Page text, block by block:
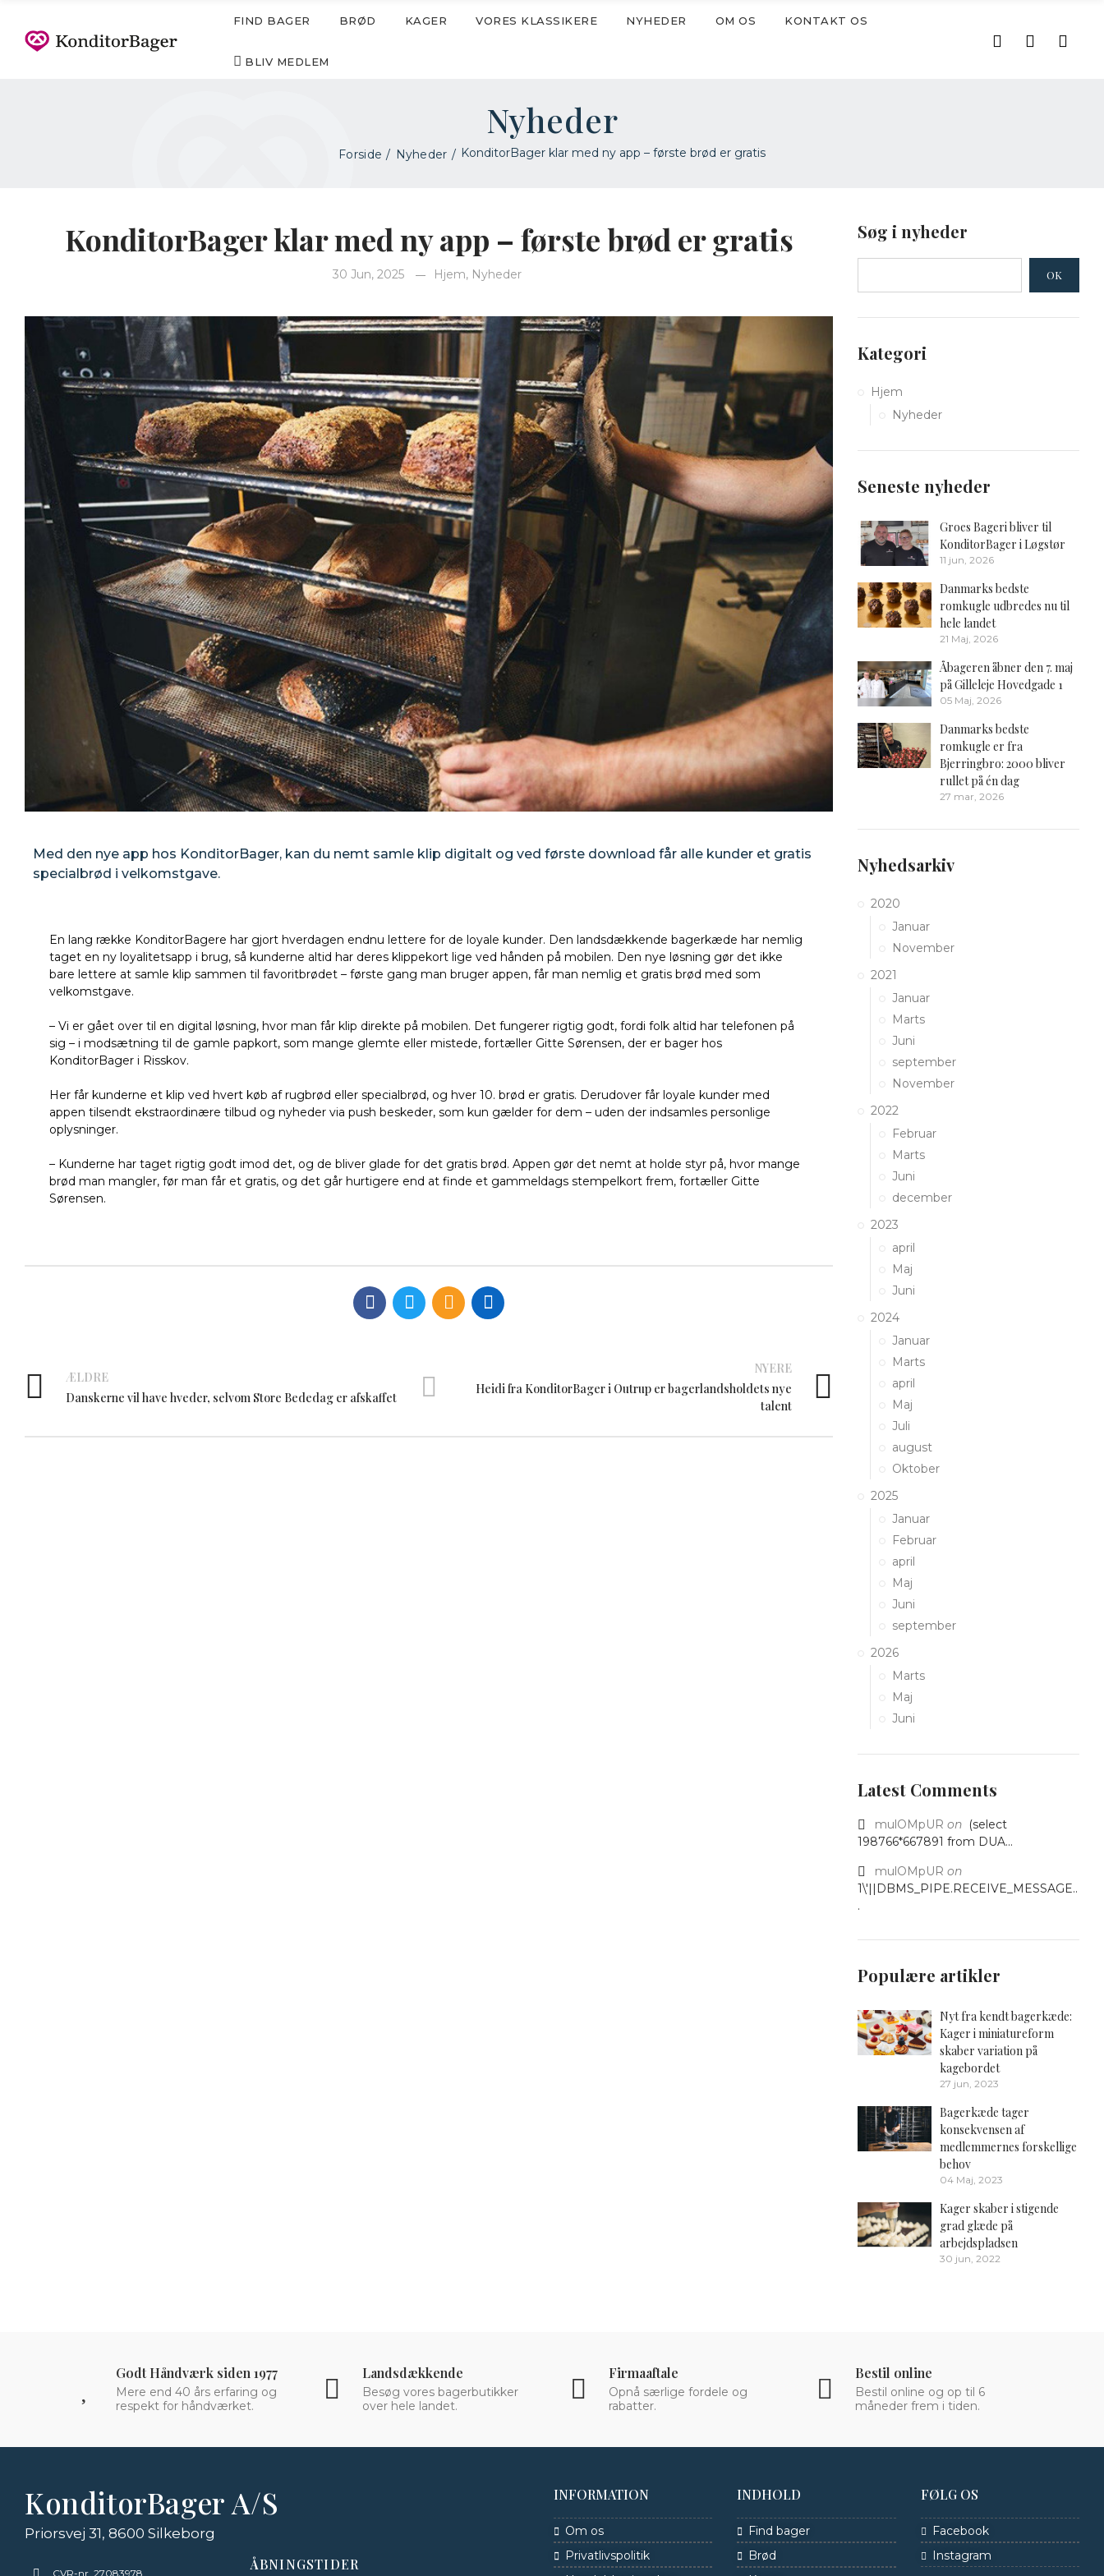
FIND BAGER BRØD KAGER VORES KLASSIKERE NYHEDER OM OS KONTAKT OS
BLIV MEDLEM
Nyheder
Forside Nyheder KonditorBager klar med ny app – første brød er gratis
KonditorBager klar med ny app – første brød er gratis
30 Jun, 2025 Hjem, Nyheder
Med den nye app hos KonditorBager, kan du nemt samle klip digitalt og ved første download får alle kunder et gratis
specialbrød i velkomstgave.
En lang række KonditorBagere har gjort hverdagen endnu lettere for de loyale kunder. Den landsdækkende bagerkæde har nemlig
taget en ny loyalitetsapp i brug, så kunderne altid har deres klippekort lige ved hånden på mobilen. Den nye løsning gør det ikke
bare lettere at samle klip sammen til favoritbrødet – første gang man bruger appen, får man nemlig et gratis brød med som
velkomstgave.
– Vi er gået over til en digital løsning, hvor man får klip direkte på mobilen. Det fungerer rigtig godt, fordi folk altid har telefonen på
sig – i modsætning til de gamle papkort, som mange glemte eller mistede, fortæller Gitte Sørensen, der er bager hos
KonditorBager i Risskov.
Her får kunderne et klip ved hvert køb af rugbrød eller specialbrød, og hver 10. brød er gratis. Derudover får loyale kunder med
appen tilsendt ekstraordinære tilbud og nyheder via push beskeder, som kun gælder for dem – uden der indsamles personlige
oplysninger.
– Kunderne har taget rigtig godt imod det, og de bliver glade for det gratis brød. Appen gør det nemt at holde styr på, hvor mange
brød man mangler, før man får et gratis, og det går hurtigere end at finde et gammeldags stempelkort frem, fortæller Gitte
Sørensen.
ÆLDRE
Danskerne vil have hveder, selvom Store Bededag er afskaffet
NYERE
Heidi fra KonditorBager i Outrup er bagerlandsholdets nye
talent
Søg i nyheder
OK
Kategori
Hjem
Nyheder
Seneste nyheder
Groes Bageri bliver til
KonditorBager i Løgstør
11 jun, 2026
Danmarks bedste
romkugle udbredes nu til
hele landet
21 Maj, 2026
Åbageren åbner den 7. maj
på Gilleleje Hovedgade 1
05 Maj, 2026
Danmarks bedste
romkugle er fra
Bjerringbro: 2000 bliver
rullet på én dag
27 mar, 2026
Nyhedsarkiv
2020
Januar
November
2021
Januar
Marts
Juni
september
November
2022
Februar
Marts
Juni
december
2023
april
Maj
Juni
2024
Januar
Marts
april
Maj
Juli
august
Oktober
2025
Januar
Februar
april
Maj
Juni
september
2026
Marts
Maj
Juni
Latest Comments
mulOMpUR on (select
198766*667891 from DUA...
mulOMpUR on
1\'||DBMS_PIPE.RECEIVE_MESSAGE..
.
Populære artikler
Nyt fra kendt bagerkæde:
Kager i miniatureform
skaber variation på
kagebordet
27 jun, 2023
Bagerkæde tager
konsekvensen af
medlemmernes forskellige
behov
04 Maj, 2023
Kager skaber i stigende
grad glæde på
arbejdspladsen
30 jun, 2022
Godt Håndværk siden 1977
Mere end 40 års erfaring og
respekt for håndværket.
Landsdækkende
Besøg vores bagerbutikker
over hele landet.
Firmaaftale
Opnå særlige fordele og
rabatter.
Bestil online
Bestil online og op til 6
måneder frem i tiden.
KonditorBager A/S
Priorsvej 31, 8600 Silkeborg
CVR-nr. 27083978
ÅBNINGSTIDER
INFORMATION
Om os
Privatlivspolitik
INDHOLD
Find bager
Brød
FØLG OS
Facebook
Instagram